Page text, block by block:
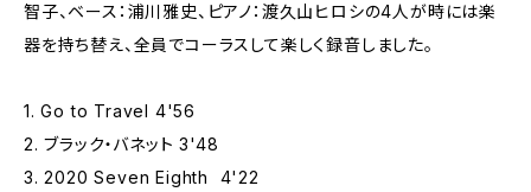
智子、ベース：浦川雅史、ピアノ：渡久山ヒロシの4人が時には楽
器を持ち替え、全員でコーラスして楽しく録音しました。
1. Go to Travel 4'56
2. ブラック・バネット 3'48
3. 2020 Seven Eighth 4'22